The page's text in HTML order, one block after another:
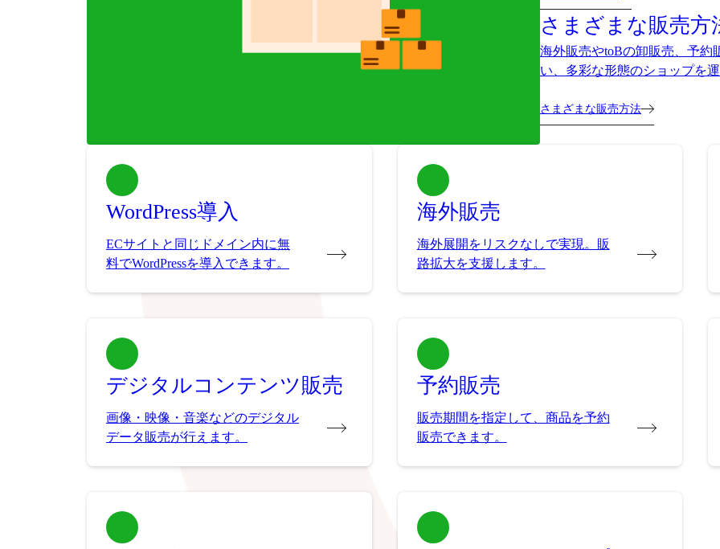
さまざまな販売方
海外販売やtoBの卸販売、予約
い、多彩な形態のショップを
さまざまな販売方法
WordPress導入
ECサイトと同じドメイン内に無
料でWordPressを導入できます。
海外販売
海外展開をリスクなしで実現。販
路拡大を支援します。
デジタルコンテンツ販売
画像・映像・音楽などのデジタル
データ販売が行えます。
予約販売
販売期間を指定して、商品を予約
販売できます。